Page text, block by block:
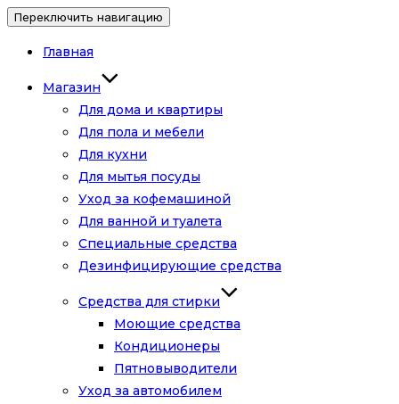
Переключить навигацию
Главная
Магазин
Для дома и квартиры
Для пола и мебели
Для кухни
Для мытья посуды
Уход за кофемашиной
Для ванной и туалета
Специальные средства
Дезинфицирующие средства
Средства для стирки
Моющие средства
Кондиционеры
Пятновыводители
Уход за автомобилем